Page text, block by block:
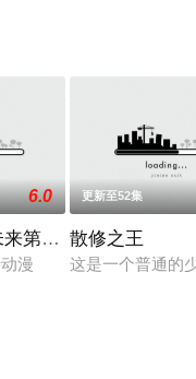
相关信息可移步至豆瓣
6.0
第二季
漫
更新至52集
散修之王
这是一个普通的